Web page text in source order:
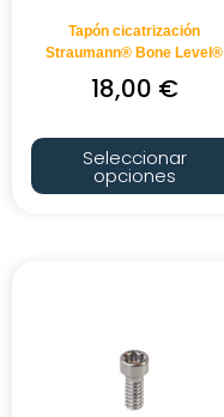
Tapón cicatrización
Straumann® Bone Level®
18,00 €
Seleccionar
opciones